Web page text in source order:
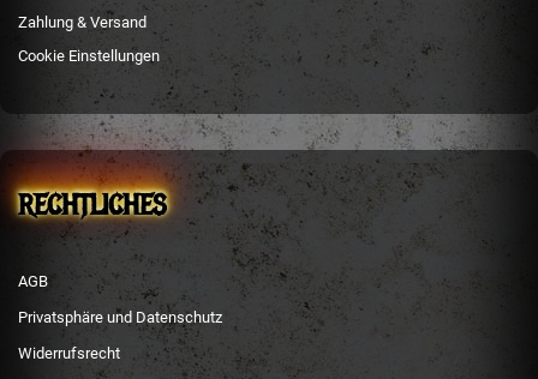
Zahlung & Versand
Cookie Einstellungen
RECHTLICHES
AGB
Privatsphäre und Datenschutz
Widerrufsrecht